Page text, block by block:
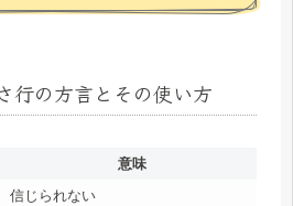
行の方言とその使い方
意味
信じられない